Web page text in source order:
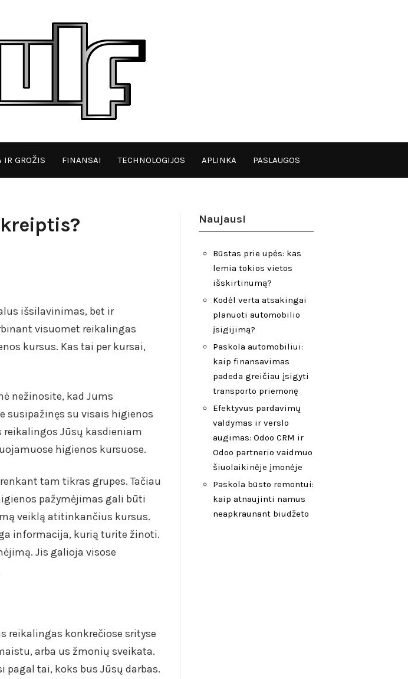
IR GROŽIS FINANSAI TECHNOLOGIJOS APLINKA PASLAUGOS
išsilavinimas, bet ir
visuomet reikalingas
kursus. Kas tai per kursai,
nežinosite, kad Jums
susipažinęs su visais higienos
Jūsų kasdieniam
higienos kursuose.
tam tikras grupes. Tačiau
pažymėjimas gali būti
veiklą atitinkančius kursus.
informacija, kurią turite žinoti.
Jis galioja visose
reikalingas konkrečiose srityse
arba us žmonių sveikata.
tai, koks bus Jūsų darbas.
Naujausi
Būstas prie upės: kas
lemia tokios vietos
išskirtinumą?
Kodėl verta atsakingai
planuoti automobilio
įsigijimą?
Paskola automobiliui:
kaip finansavimas
padeda greičiau įsigyti
transporto priemonę
Efektyvus pardavimų
valdymas ir verslo
augimas: Odoo CRM ir
Odoo partnerio vaidmuo
šiuolaikinėje įmonėje
Paskola būsto remontui:
kaip atnaujinti namus
neapkraunant biudžeto